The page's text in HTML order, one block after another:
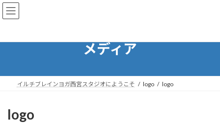
コ
ン
ツ
ナ
ビ
シ
メディア
イルチブレインヨガ西宮スタジオにようこそ logo logo
logo